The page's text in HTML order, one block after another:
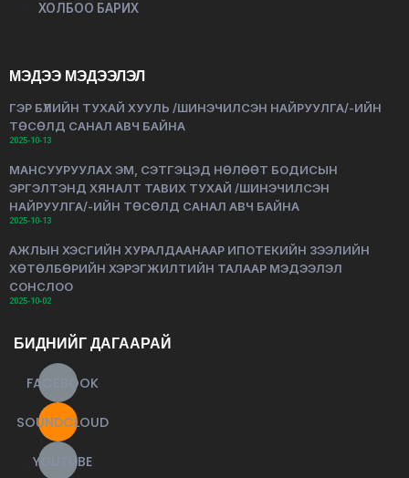
ХОЛБОО БАРИХ
МЭДЭЭ МЭДЭЭЛЭЛ
ГЭР БҮЛИЙН ТУХАЙ ХУУЛЬ /ШИНЭЧИЛСЭН НАЙРУУЛГА/-ИЙН
ТӨСӨЛД САНАЛ АВЧ БАЙНА
2025-10-13
МАНСУУРУУЛАХ ЭМ, СЭТГЭЦЭД НӨЛӨӨТ БОДИСЫН
ЭРГЭЛТЭНД ХЯНАЛТ ТАВИХ ТУХАЙ /ШИНЭЧИЛСЭН
НАЙРУУЛГА/-ИЙН ТӨСӨЛД САНАЛ АВЧ БАЙНА
2025-10-13
АЖЛЫН ХЭСГИЙН ХУРАЛДААНААР ИПОТЕКИЙН ЗЭЭЛИЙН
ХӨТӨЛБӨРИЙН ХЭРЭГЖИЛТИЙН ТАЛААР МЭДЭЭЛЭЛ
СОНСЛОО
2025-10-02
БИДНИЙГ ДАГААРАЙ
FACEBOOK
SOUNDCLOUD
YOUTUBE